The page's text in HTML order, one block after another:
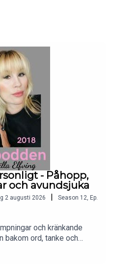
- Påhopp,
och avundsjuka
2 augusti 2026 | Season 12 Ep.
och kränkande
bakom ord, tanke och
och härskarteknik. Vivi
av bloggare. Om att ha